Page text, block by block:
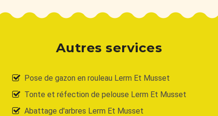
Autres services
Pose de gazon en rouleau Lerm Et Musset
Tonte et réfection de pelouse Lerm Et Musset
Abattage d'arbres Lerm Et Musset